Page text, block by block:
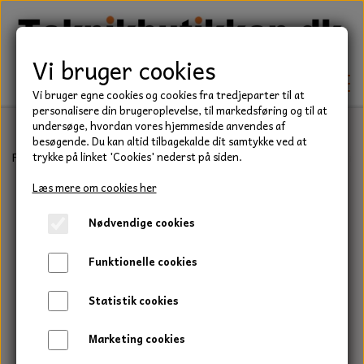
TEKNIK
KILEREMME
LEJER
PAKDÅSER
LÅSERINGE
BEFÆSTELSE
HAVE/PARK
UNIVERSALE REMME TIL PLÆNEKLIPPER OG
HAVETRAKTOR
TRAKTOR/ENTREPRENØR
Forside Teknik Låseringe C Låsering Udvendig låsering, C
Vi bruger cookies
Vi bruger egne cookies og cookies fra tredjeparter til at
personalisere din brugeroplevelse, til markedsføring og til at
undersøge, hvordan vores hjemmeside anvendes af
besøgende. Du kan altid tilbagekalde dit samtykke ved at
trykke på linket 'Cookies' nederst på siden.
Læs mere om cookies her
Nødvendige cookies
Funktionelle cookies
Statistik cookies
Marketing cookies